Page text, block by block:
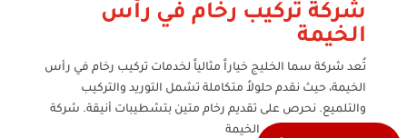
شركة تركيب رخام في رأس
الخيمة
تُعد شركة سما الخليج خياراً مثالياً لخدمات تركيب رخام في رأس
الخيمة، حيث نقدم حلولاً متكاملة تشمل التوريد والتركيب
والتلميع. نحرص على تقديم رخام متين بتشطيبات أنيقة. شركة
تركيب رخام في راس الخيمة